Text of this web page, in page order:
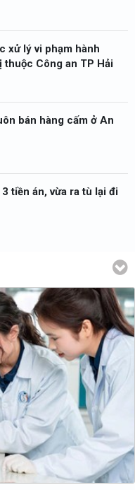
xử lý vi phạm hành
Công an TP Hải
bán hàng cấm ở An
tiền án, vừa ra tù lại đi